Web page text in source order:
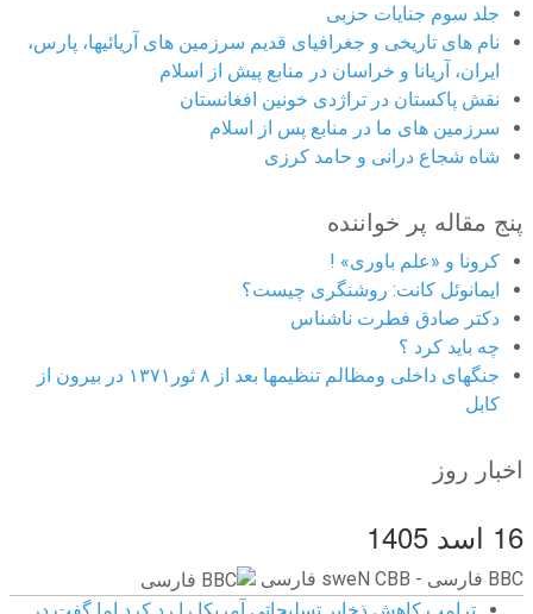
جلد سوم جنایات حزبی
نام های تاریخی و جغرافیای قدیم سرزمین های آریائیها، پارس،
ایران، آریانا و خراسان در منابع پیش از اسلام
نقش پاکستان در تراژدی خونین افغانستان
سرزمین های ما در منابع پس از اسلام
شاه شجاع درانی و حامد کرزی
پنج مقاله پر خواننده
کرونا و «علم باوری» !
ایمانوئل کانت: روشنگری چیست؟
دکتر صادق فطرت ناشناس
چه باید کرد ؟
جنگهای داخلی ومظالم تنظیمها بعد از ۸ ثور۱۳۷۱ در بیرون از
کابل
اخبار روز
16 اسد 1405
BBC ‮فارسی - BBC News فارسی
ترامپ کاهش ذخایر تسلیحاتی آمریکا را رد کرد اما گفت در